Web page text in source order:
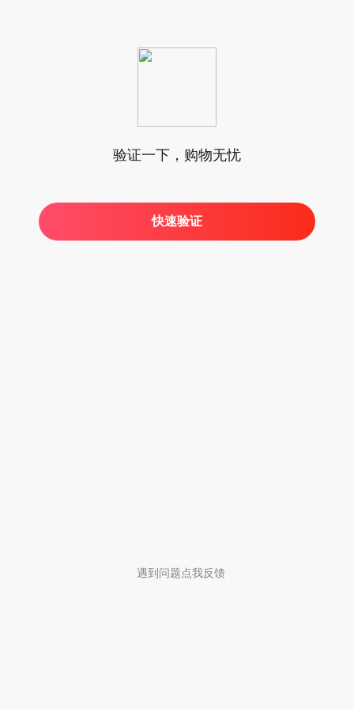
验证一下，购物无忧
快速验证
遇到问题点我反馈